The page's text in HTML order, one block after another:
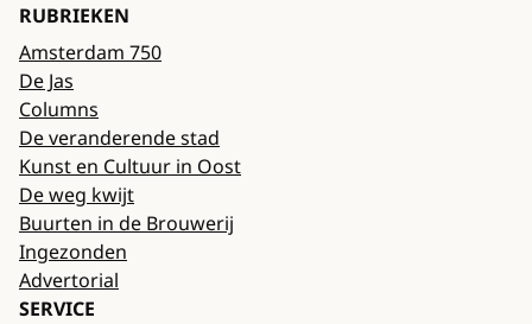
RUBRIEKEN
Amsterdam 750
De Jas
Columns
De veranderende stad
Kunst en Cultuur in Oost
De weg kwijt
Buurten in de Brouwerij
Ingezonden
Advertorial
SERVICE